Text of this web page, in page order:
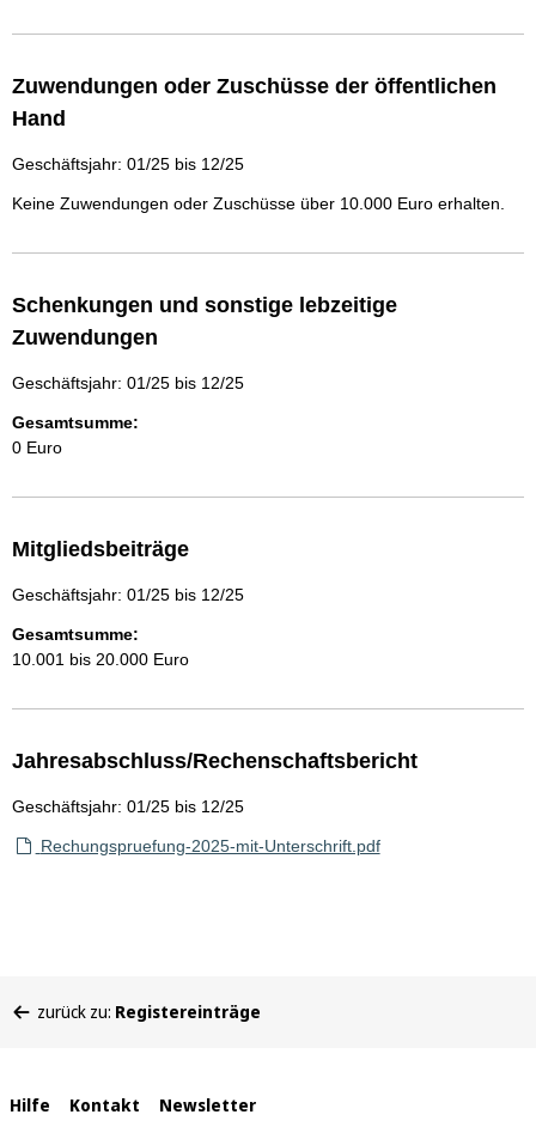
Zuwendungen oder Zuschüsse der öffentlichen
Hand
Geschäftsjahr: 01/25 bis 12/25
Keine Zuwendungen oder Zuschüsse über 10.000 Euro erhalten.
Schenkungen und sonstige lebzeitige
Zuwendungen
Geschäftsjahr: 01/25 bis 12/25
Gesamtsumme:
0 Euro
Mitgliedsbeiträge
Geschäftsjahr: 01/25 bis 12/25
Gesamtsumme:
10.001 bis 20.000 Euro
Jahresabschluss/Rechenschaftsbericht
Geschäftsjahr: 01/25 bis 12/25
Rechungspruefung-2025-mit-Unterschrift.pdf
befinden
zurück zu: Registereinträge
Interne
Hilfe Kontakt Newsletter